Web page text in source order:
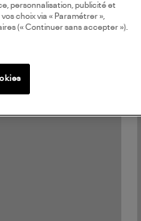
personnalisation, publicité et
choix via « Paramétrer »,
(« Continuer sans accepter »).